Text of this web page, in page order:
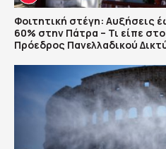
Φοιτητική στέγη: Αυξήσεις
60% στην Πάτρα – Τι είπε
Πρόεδρος Πανελλαδικού